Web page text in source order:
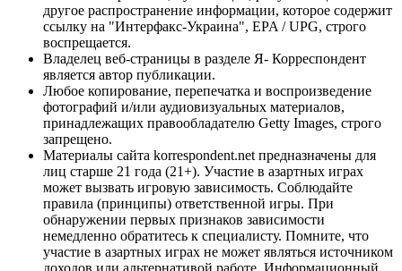
другое распространение информации, которое содержит
ссылку на "Интерфакс-Украина", EPA / UPG, строго
воспрещается.
Владелец веб-страницы в разделе Я- Корреспондент
является автор публикации.
Любое копирование, перепечатка и воспроизведение
фотографий и/или аудиовизуальных материалов,
принадлежащих правообладателю Getty Images, строго
запрещено.
Материалы сайта korrespondent.net предназначены для
лиц старше 21 года (21+). Участие в азартных играх
может вызвать игровую зависимость. Соблюдайте
правила (принципы) ответственной игры. При
обнаружении первых признаков зависимости
немедленно обратитесь к специалисту. Помните, что
участие в азартных играх не может являться источником
доходов или альтернативой работе. Информационный